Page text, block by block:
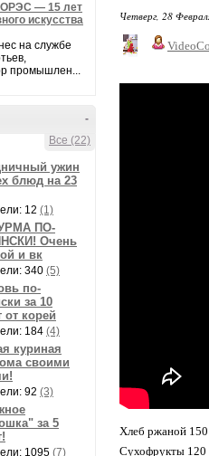
— 15 лет
искусства
на службе
промышлен...
-
Все (22)
ужин
блюд на 23
12 (1)
ПО-
Очень
и вк
340 (5)
по-
за 10
от корей
184 (4)
куриная
своими
92 (3)
за 5
1095 (7)
Четверг, 28
Хлеб ржаной 150
Сухофрукты 120